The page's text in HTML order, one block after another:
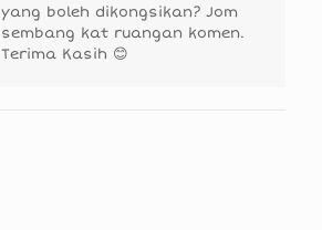
yang boleh dikongsikan? Jom
sembang kat ruangan komen.
Terima Kasih 😊